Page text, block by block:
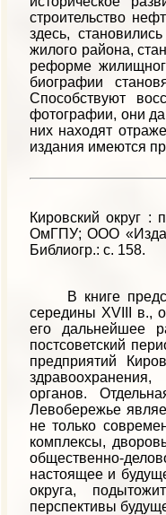
строительство
здесь,
жилого района,
реформе
биографии
Способствуют
фотографии, они
них находят
издания имеются
Кировский округ :
ОмГПУ; ООО
Библиогр.: с. 158.
В книге
середины XVIII в.,
его дальнейшее
постсоветский
предприятий
здравоохранения,
органов.
Левобережье
не только
комплексы,
общественно-
настоящее и
округа,
перспективы